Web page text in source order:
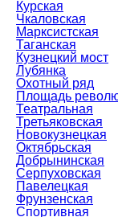
Курская
Чкаловская
Марксистская
Таганская
Кузнецкий мост
Лубянка
Охотный ряд
Площадь
Театральная
Третьяковская
Новокузнецкая
Октябрьская
Добрынинская
Серпуховская
Павелецкая
Фрунзенская
Спортивная